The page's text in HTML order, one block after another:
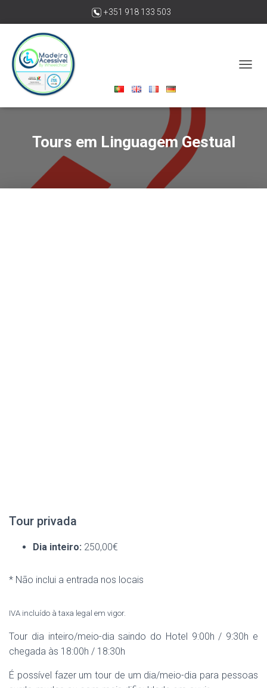
+351 918 133 503
madeiraacessivelbywheelchair@gmail.com
E
Tours em Linguagem Gestual
Tour privada
Dia inteiro: 250,00€
* Não inclui a entrada nos locais
IVA incluído à taxa legal em vigor.
Tour dia inteiro/meio-dia saindo do Hotel 9:00h / 9:30h e
chegada às 18:00h / 18:30h
É possível fazer um tour de um dia/meio-dia para pessoas